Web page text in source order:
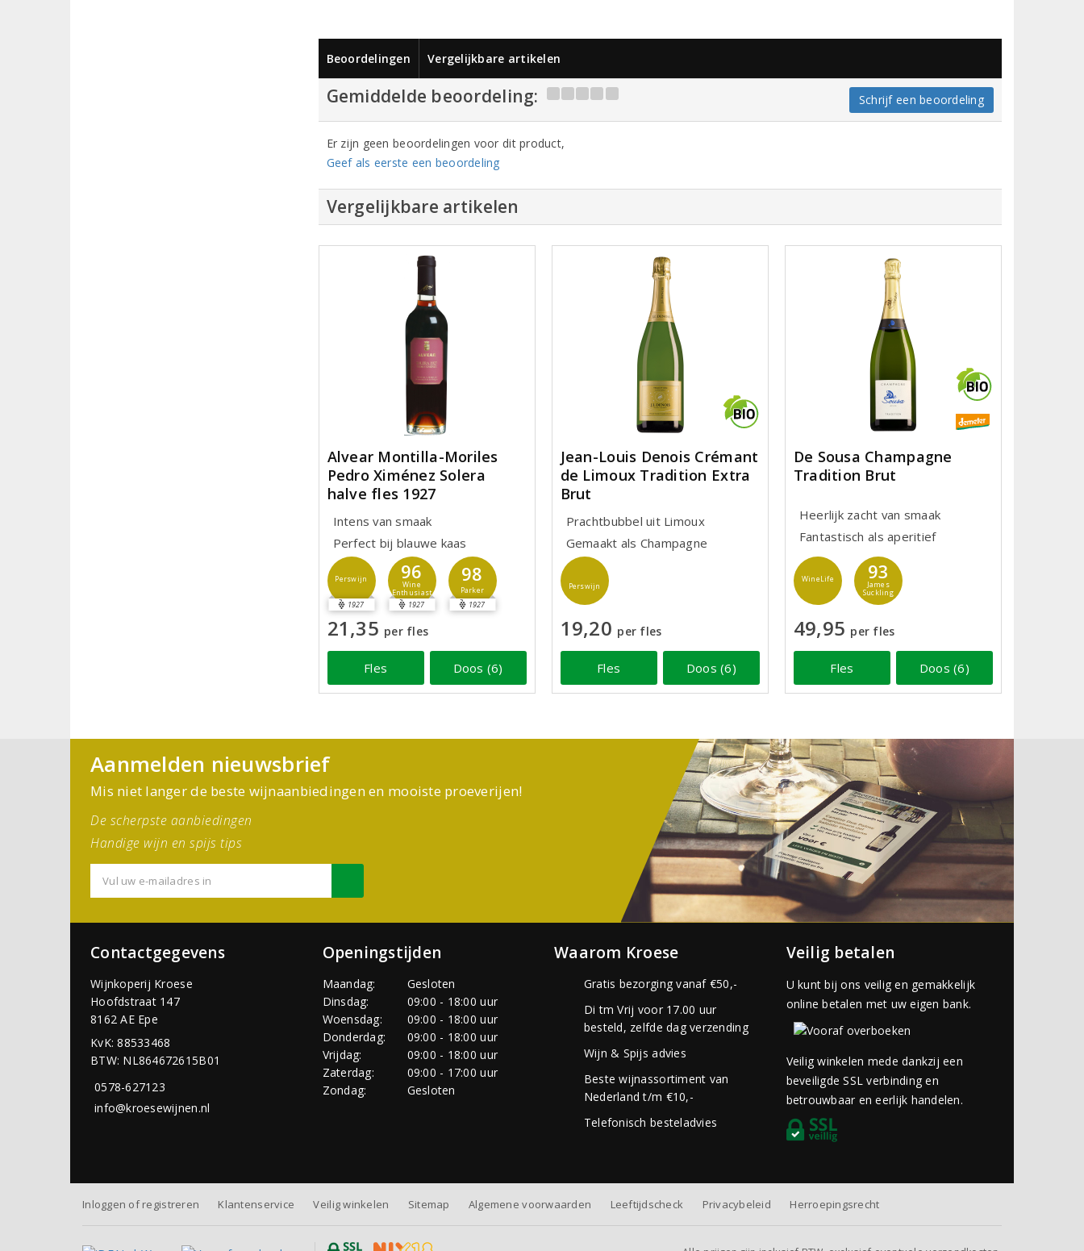
Beoordelingen Vergelijkbare artikelen
Gemiddelde beoordeling: Schrijf een beoordeling
Er zijn geen beoordelingen voor dit product,
Geef als eerste een beoordeling
Vergelijkbare artikelen
Alvear Montilla-Moriles
Pedro Ximénez Solera
halve fles 1927
Intens van smaak
Perfect bij blauwe kaas
Perswijn
1927
96
Wine
Enthusiast
1927
98
Parker
1927
21,35 per fles
Fles Doos (6)
Jean-Louis Denois Crémant
de Limoux Tradition Extra
Brut
Prachtbubbel uit Limoux
Gemaakt als Champagne
Perswijn
19,20 per fles
Fles Doos (6)
De Sousa Champagne
Tradition Brut
Heerlijk zacht van smaak
Fantastisch als aperitief
WineLife 93
James
Suckling
49,95 per fles
Fles Doos (6)
Aanmelden nieuwsbrief
Mis niet langer de beste wijnaanbiedingen en mooiste proeverijen!
De scherpste aanbiedingen
Handige wijn en spijs tips
Contactgegevens
Wijnkoperij Kroese
Hoofdstraat 147
8162 AE Epe
KvK: 88533468
BTW: NL864672615B01
0578-627123
info@kroesewijnen.nl
Openingstijden
Maandag:
Gesloten
Dinsdag:
09:00 - 18:00 uur
Woensdag:
09:00 - 18:00 uur
Donderdag:
09:00 - 18:00 uur
Vrijdag:
09:00 - 18:00 uur
Zaterdag:
09:00 - 17:00 uur
Zondag:
Gesloten
Waarom Kroese
Gratis bezorging vanaf €50,-
Di tm Vrij voor 17.00 uur
besteld, zelfde dag verzending
Wijn & Spijs advies
Beste wijnassortiment van
Nederland t/m €10,-
Telefonisch besteladvies
Veilig betalen
U kunt bij ons veilig en gemakkelijk
online betalen met uw eigen bank.
Veilig winkelen mede dankzij een
beveiligde SSL verbinding en
betrouwbaar en eerlijk handelen.
Inloggen of registreren Klantenservice Veilig winkelen Sitemap Algemene voorwaarden Leeftijdscheck Privacybeleid Herroepingsrecht